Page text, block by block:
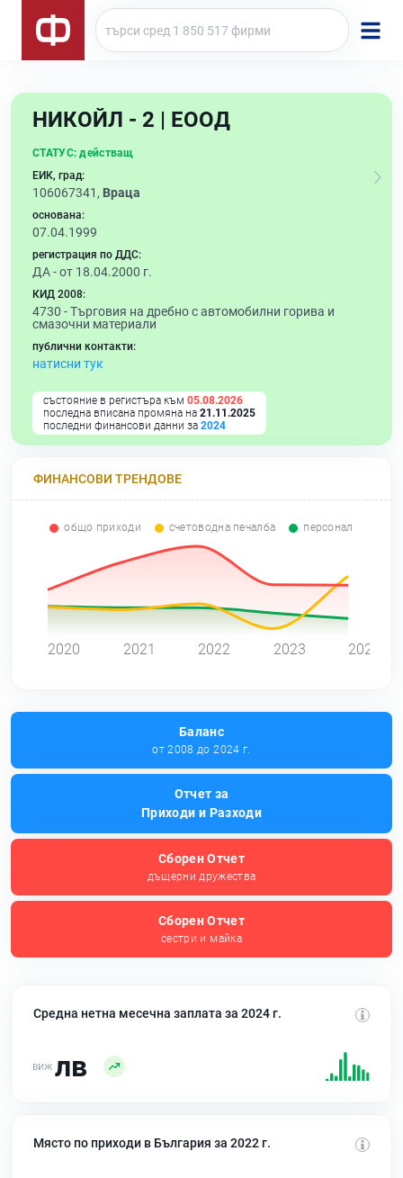
НИКОЙЛ - 2 | ЕООД
СТАТУС: действащ
ЕИК, град:
106067341, Враца
основана:
07.04.1999
регистрация по ДДС:
ДА - от 18.04.2000 г.
КИД 2008:
4730 -Търговия на дребно с автомобилни горива и
смазочни материали
публични контакти:
натисни тук
състояние в регистъра към 05.08.2026
последна вписана промяна на 21.11.2025
последни финансови данни за 2024
ФИНАНСОВИ ТРЕНДОВЕ
общо приходи счетоводна печалба персонал
2020 2021 2022 2023 2024
Баланс
от 2008 до 2024 г.
Отчет за
Приходи и Разходи
Сборен Отчет
дъщерни дружества
Сборен Отчет
сестри и майка
Средна нетна месечна заплата за 2024 г.
лв
Място по приходи в България за 2022 г.